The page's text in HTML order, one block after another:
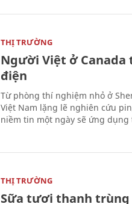
THỊ TRƯỜNG
Người Việt ở
điện
Từ phòng thí nghiệm nhỏ ở
Việt Nam lặng lẽ nghiên cứu
niềm tin một ngày sẽ ứng dụng
THỊ TRƯỜNG
Sữa tươi thanh